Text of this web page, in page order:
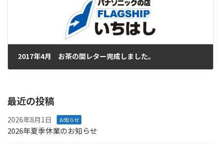
2017年4月 お茶の間レター完成しました。
2017年4月25日
最近の投稿
2026年8月1日 お知らせ
2026年夏季休業のお知らせ